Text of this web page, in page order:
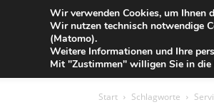
Blog
der
Sparkasse
Start Schlagworte
Wir verwenden Cookies, um Ihnen
Wir nutzen technisch notwendige
(Matomo).
Weitere Informationen und Ihre
Mit "Zustimmen" willigen Sie in die